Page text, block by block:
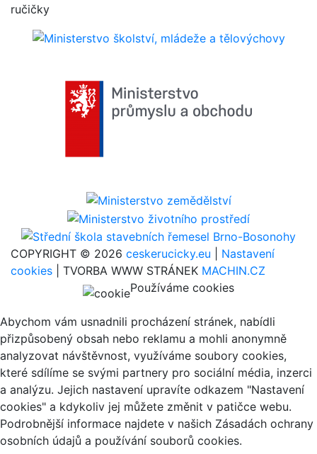
ručičky
COPYRIGHT © 2026 ceskerucicky.eu
Nastavení
cookies | TVORBA WWW STRÁNEK MACHIN.CZ
Používáme cookies
Abychom vám usnadnili procházení stránek, nabídli
přizpůsobený obsah nebo reklamu a mohli anonymně
analyzovat návštěvnost, využíváme soubory cookies,
které sdílíme se svými partnery pro sociální média, inzerci
a analýzu. Jejich nastavení upravíte odkazem "Nastavení
cookies" a kdykoliv jej můžete změnit v patičce webu.
Podrobnější informace najdete v našich Zásadách ochrany
osobních údajů a používání souborů cookies.